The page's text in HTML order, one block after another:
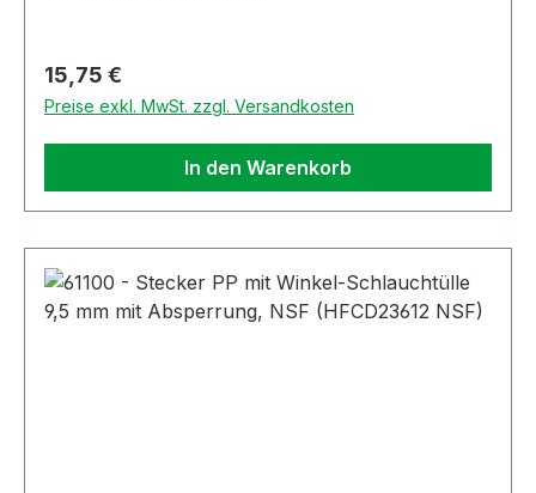
Regulärer Preis:
15,75 €
Preise exkl. MwSt. zzgl. Versandkosten
In den Warenkorb